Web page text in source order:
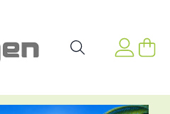
Mon